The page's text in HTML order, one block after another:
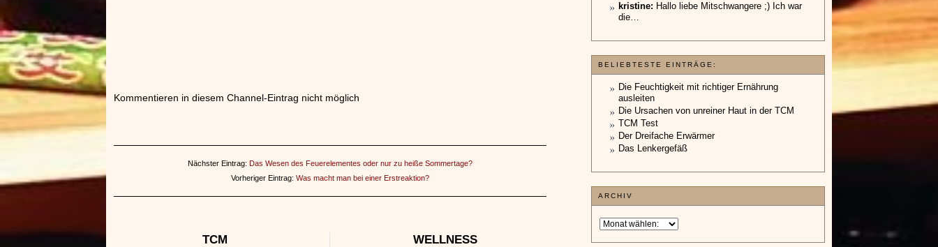
Kommentieren in diesem Channel-Eintrag nicht möglich
Nächster Eintrag: Das Wesen des Feuerelementes oder nur zu heiße Sommertage?
Vorheriger Eintrag: Was macht man bei einer Erstreaktion?
TCM WELLNESS
kristine: Hallo liebe Mitschwangere ;) Ich war
die…
BELIEBTESTE EINTRÄGE:
Die Feuchtigkeit mit richtiger Ernährung
ausleiten
Die Ursachen von unreiner Haut in der TCM
TCM Test
Der Dreifache Erwärmer
Das Lenkergefäß
ARCHIV